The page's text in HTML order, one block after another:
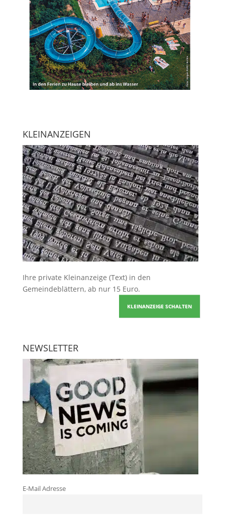
KLEINANZEIGEN
Ihre private Kleinanzeige (Text) in den
Gemeindeblättern, ab nur 15 Euro.
KLEINANZEIGE SCHALTEN
NEWSLETTER
E-Mail Adresse